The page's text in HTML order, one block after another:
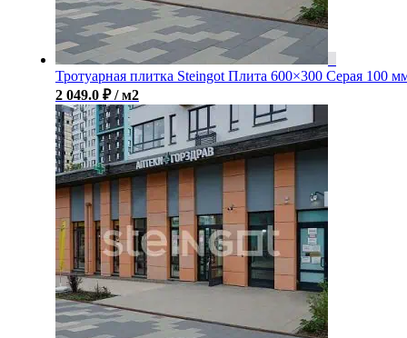
Тротуарная плитка Steingot Плита 600×300 Серая 100
2 049.0 ₽ / м2